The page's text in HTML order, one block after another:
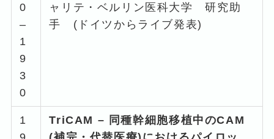
0
–
1
9
3
0
ャリテ・ベルリン医科大学 研究助
手 (ドイツからライブ発表)
1
TriCAM – 同種幹細胞移植中のCAM